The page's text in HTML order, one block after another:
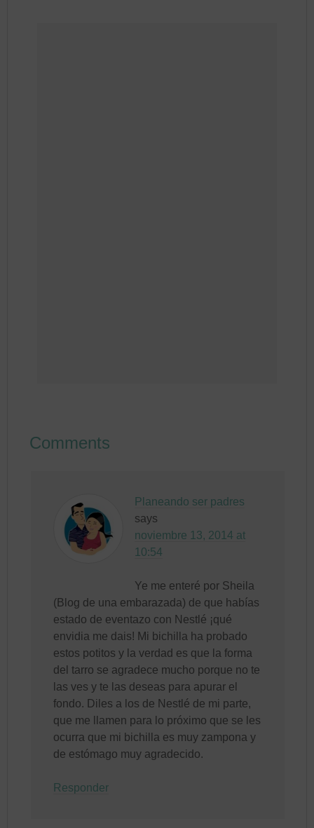
Comments
Planeando ser padres
says
noviembre 13, 2014 at
10:54
Ye me enteré por Sheila
(Blog de una embarazada) de que habías
estado de eventazo con Nestlé ¡qué
envidia me dais! Mi bichilla ha probado
estos potitos y la verdad es que la forma
del tarro se agradece mucho porque no te
las ves y te las deseas para apurar el
fondo. Diles a los de Nestlé de mi parte,
que me llamen para lo próximo que se les
ocurra que mi bichilla es muy zampona y
de estómago muy agradecido.
Responder